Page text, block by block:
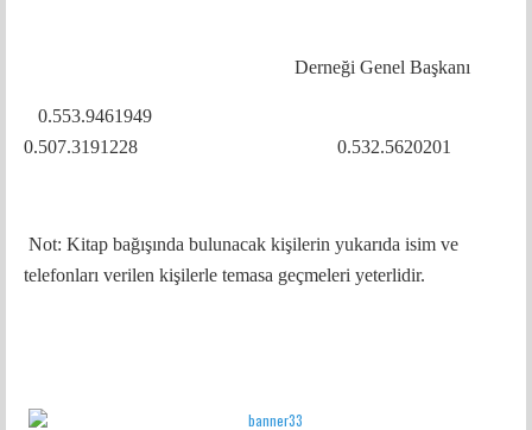
Derneği Genel Başkanı
0.553.9461949
0.507.3191228 0.532.5620201
Not: Kitap bağışında bulunacak kişilerin yukarıda isim ve
telefonları verilen kişilerle temasa geçmeleri yeterlidir.